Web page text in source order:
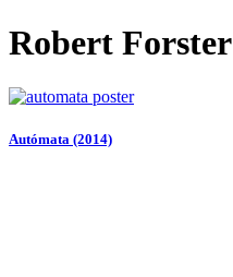
Robert Forster
Autómata (2014)